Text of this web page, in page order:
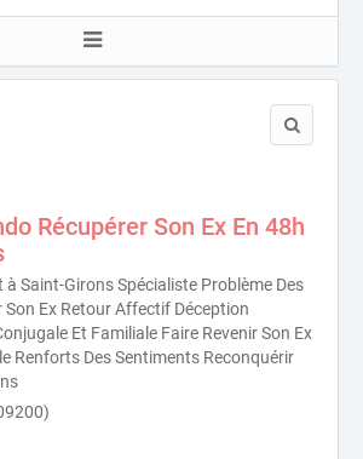
Récupérer Son Ex En 48h
Saint-Girons Spécialiste Problème Des
Son Ex Retour Affectif Déception
Et Familiale Faire Revenir Son Ex
Renforts Des Sentiments Reconquérir